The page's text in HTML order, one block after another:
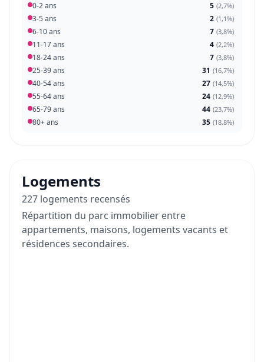
0-2 ans 5 (2,7%)
3-5 ans 2 (1,1%)
6-10 ans 7 (3,8%)
11-17 ans 4 (2,2%)
18-24 ans 7 (3,8%)
25-39 ans 31 (16,7%)
40-54 ans 27 (14,5%)
55-64 ans 24 (12,9%)
65-79 ans 44 (23,7%)
80+ ans 35 (18,8%)
Logements
227 logements recensés
Répartition du parc immobilier entre
appartements, maisons, logements vacants et
résidences secondaires.